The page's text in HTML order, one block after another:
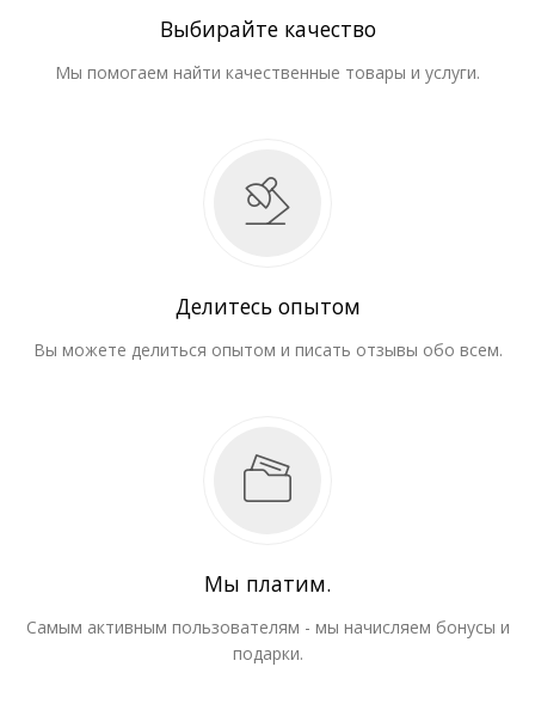
Выбирайте качество
Мы помогаем найти качественные товары и услуги.
Делитесь опытом
Вы можете делиться опытом и писать отзывы обо всем.
Мы платим.
Самым активным пользователям - мы начисляем бонусы и
подарки.